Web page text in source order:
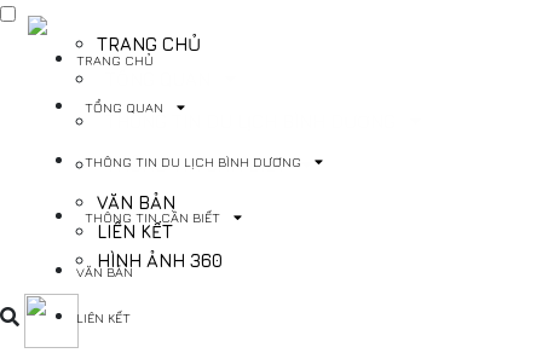
TRANG CHỦ
THÔNG TIN CẦN BIẾT
VĂN BẢN
LIÊN KẾT
HÌNH ẢNH 360
TRANG CHỦ
TỔNG QUAN
THÔNG TIN DU LỊCH BÌNH DƯƠNG
THÔNG TIN CẦN BIẾT
VĂN BẢN
LIÊN KẾT